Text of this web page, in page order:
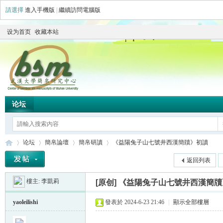
請選擇 進入手機版 繼續訪問電腦版
设为首页 收藏本站
论坛
»
论坛
›
簡帛論壇 簡帛研讀
›
《益陽兔子山七號井西漢簡牘》初讀
返回列表
樓主: 李凱莉 [原创] 《益陽兔子山七號井西漢簡
yaoleilishi 發表於 2024-6-23 21:46 顯示全部樓層